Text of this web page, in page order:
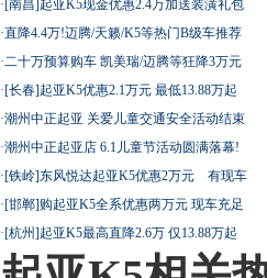
·[南昌]起亚K5现金优惠2.4万加送装潢礼包
·直降4.4万!迈腾/天籁/K5等热门B级车推荐
·二十万预算购车 凯美瑞/迈腾等狂降3万元
·[长春]起亚K5优惠2.1万元 最低13.88万起
·潮州中正起亚 关爱儿童交通安全活动结束
·潮州中正起亚店 6.1儿童节活动圆满落幕!
·[铁岭]东风悦达起亚K5优惠2万元 有现车
·[邯郸]购起亚K5全系优惠两万元 现车充足
·[杭州]起亚K5最高直降2.6万 仅13.88万起